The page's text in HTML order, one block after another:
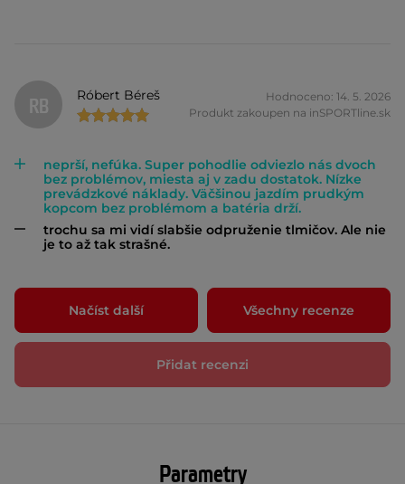
RB Róbert Béreš
Hodnoceno: 14. 5. 2026
Produkt zakoupen na inSPORTline.sk
neprší, nefúka. Super pohodlie odviezlo nás dvoch
bez problémov, miesta aj v zadu dostatok. Nízke
prevádzkové náklady. Väčšinou jazdím prudkým
kopcom bez problémom a batéria drží.
trochu sa mi vidí slabšie odpruženie tlmičov. Ale nie
je to až tak strašné.
Načíst další Všechny recenze
Přidat recenzi
Parametry